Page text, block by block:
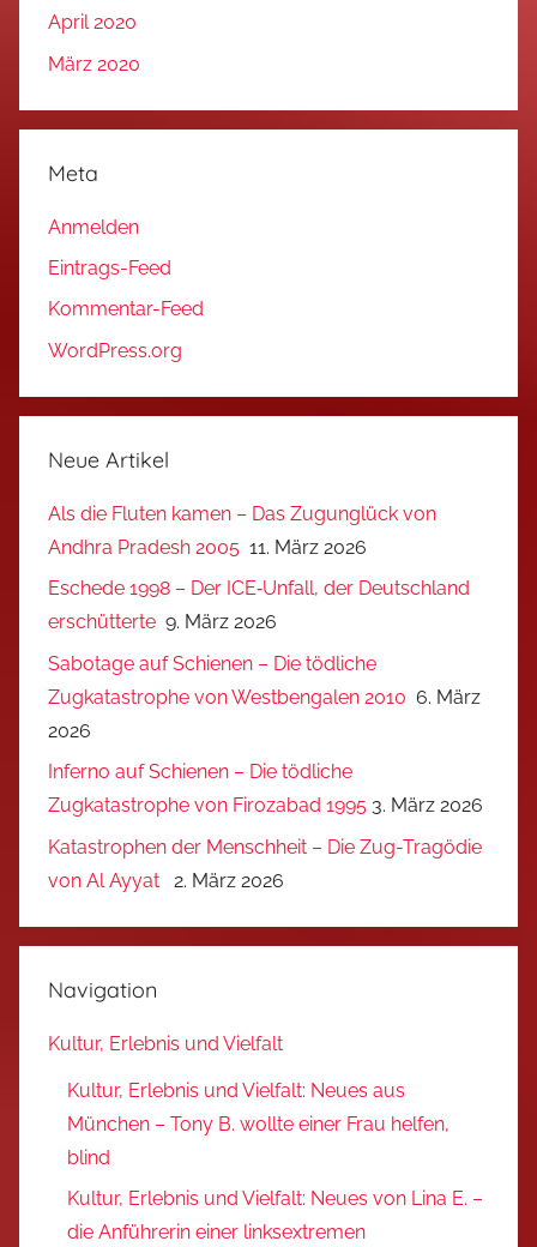
April 2020
März 2020
Meta
Anmelden
Eintrags-Feed
Kommentar-Feed
WordPress.org
Neue Artikel
Als die Fluten kamen – Das Zugunglück von
Andhra Pradesh 2005 11. März 2026
Eschede 1998 – Der ICE‑Unfall, der Deutschland
erschütterte 9. März 2026
Sabotage auf Schienen – Die tödliche
Zugkatastrophe von Westbengalen 2010 6. März
2026
Inferno auf Schienen – Die tödliche
Zugkatastrophe von Firozabad 1995 3. März 2026
Katastrophen der Menschheit – Die Zug-Tragödie
von Al Ayyat
2. März 2026
Navigation
Kultur, Erlebnis und Vielfalt
Kultur, Erlebnis und Vielfalt: Neues aus
München – Tony B. wollte einer Frau helfen,
blind
Kultur, Erlebnis und Vielfalt: Neues von Lina E. –
die Anführerin einer linksextremen